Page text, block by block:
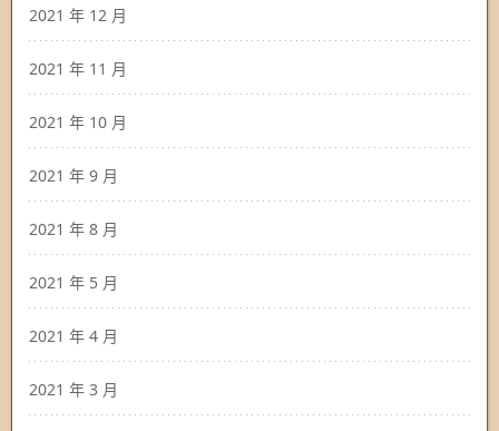
2021 年 12 月
2021 年 11 月
2021 年 10 月
2021 年 9 月
2021 年 8 月
2021 年 5 月
2021 年 4 月
2021 年 3 月